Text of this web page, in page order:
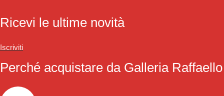
Ricevi le ultime novità
Iscriviti
Perché acquistare da Galleria Raffaello